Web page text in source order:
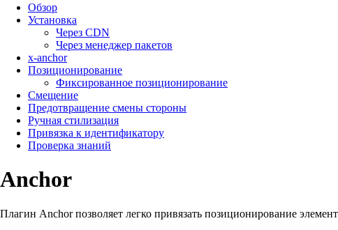
Обзор
Установка
Через CDN
Через менеджер пакетов
x-anchor
Позиционирование
Фиксированное позиционирование
Смещение
Предотвращение смены стороны
Ручная стилизация
Привязка к идентификатору
Проверка знаний
Anchor
Плагин Anchor позволяет легко привязать позиционирование